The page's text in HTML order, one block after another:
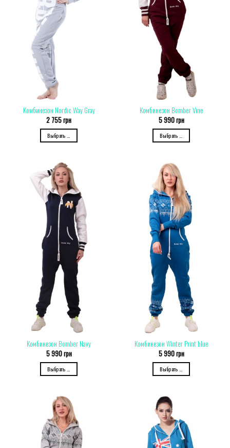
Комбинезон Nordic Way Gray
2 755грн
Выбрать ...
Комбинезон Bomber Vine
5 990грн
Выбрать ...
Комбинезон Bomber Navy
5 990грн
Выбрать ...
Комбинезон Winter Print blue
5 990грн
Выбрать ...